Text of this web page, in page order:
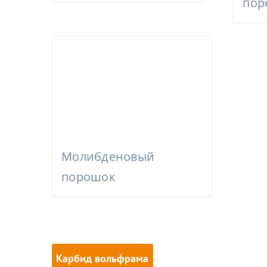
Молибденовый
порошок
Карбид вольфрама